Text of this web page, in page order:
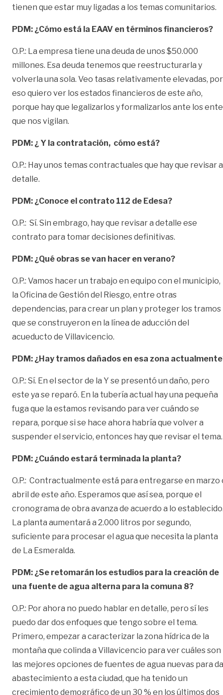
tienen que estar muy ligadas a los temas comunitarios.
PDM: ¿Cómo está la EAAV en términos financieros?
O.P.: La empresa tiene una deuda de unos $50.000
millones. Esa deuda tenemos que reestructurarla y
volverla una sola. Veo tasas relativamente elevadas, por
eso quiero ver los estados financieros de este año,
porque hay que legalizarlos y formalizarlos ante los
que nos vigilan.
PDM: ¿ Y la contratación, cómo está?
O.P.: Hay unos temas contractuales que hay que revisar a
detalle.
PDM: ¿Conoce el contrato 112 de Edesa?
O.P.: Sí. Sin embrago, hay que revisar a detalle ese
contrato para tomar decisiones definitivas.
PDM: ¿Qué obras se van hacer en verano?
O.P.: Vamos hacer un trabajo en equipo con el municipio,
la Oficina de Gestión del Riesgo, entre otras
dependencias, para crear un plan y proteger los tramos
que se construyeron en la línea de aducción del
acueducto de Villavicencio.
PDM: ¿Hay tramos dañados en esa zona actualmente
O.P.: Sí. En el sector de la Y se presentó un daño, pero
este ya se reparó. En la tubería actual hay una pequeña
fuga que la estamos revisando para ver cuándo se
repara, porque si se hace ahora habría que volver a
suspender el servicio, entonces hay que revisar el tema.
PDM: ¿Cuándo estará terminada la planta?
O.P.: Contractualmente está para entregarse en marzo
abril de este año. Esperamos que así sea, porque el
cronograma de obra avanza de acuerdo a lo
La planta aumentará a 2.000 litros por segundo,
suficiente para procesar el agua que necesita la planta
de La Esmeralda.
PDM: ¿Se retomarán los estudios para la creación de
una fuente de agua alterna para la comuna 8?
O.P.: Por ahora no puedo hablar en detalle, pero sí les
puedo dar dos enfoques que tengo sobre el tema.
Primero, empezar a caracterizar la zona hídrica de la
montaña que colinda a Villavicencio para ver cuáles son
las mejores opciones de fuentes de agua nuevas para
abastecimiento a esta ciudad, que ha tenido un
crecimiento demográfico de un 30 % en los últimos dos